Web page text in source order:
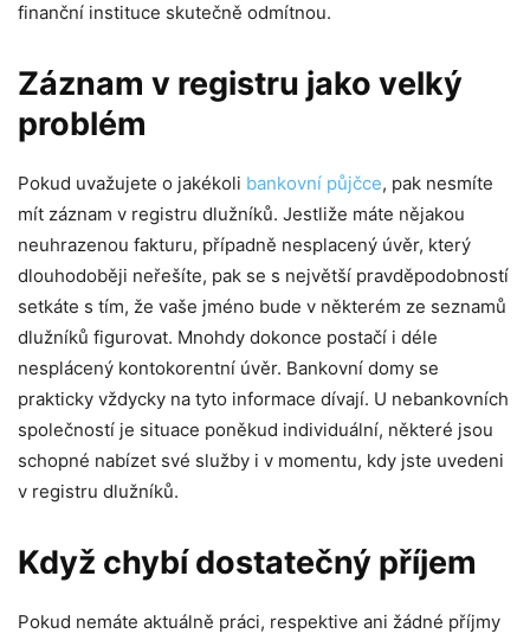
finanční instituce skutečně odmítnou.
Záznam v registru jako velký
problém
Pokud uvažujete o jakékoli bankovní půjčce, pak nesmíte
mít záznam v registru dlužníků. Jestliže máte nějakou
neuhrazenou fakturu, případně nesplacený úvěr, který
dlouhodoběji neřešíte, pak se s největší pravděpodobností
setkáte s tím, že vaše jméno bude v některém ze seznamů
dlužníků figurovat. Mnohdy dokonce postačí i déle
nesplácený kontokorentní úvěr. Bankovní domy se
prakticky vždycky na tyto informace dívají. U nebankovních
společností je situace poněkud individuální, některé jsou
schopné nabízet své služby i v momentu, kdy jste uvedeni
v registru dlužníků.
Když chybí dostatečný příjem
Pokud nemáte aktuálně práci, respektive ani žádné příjmy